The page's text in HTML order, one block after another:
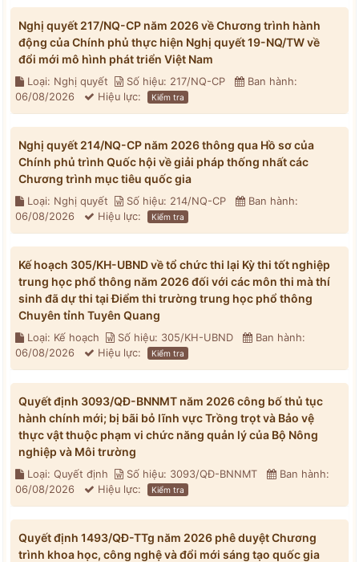
Nghị quyết 217/NQ-CP năm 2026 về Chương trình hành
động của Chính phủ thực hiện Nghị quyết 19-NQ/TW về
đổi mới mô hình phát triển Việt Nam
Loại: Nghị quyết Số hiệu: 217/NQ-CP
Ban hành:
06/08/2026
Hiệu lực: Kiểm tra
Nghị quyết 214/NQ-CP năm 2026 thông qua Hồ sơ của
Chính phủ trình Quốc hội về giải pháp thống nhất các
Chương trình mục tiêu quốc gia
Loại: Nghị quyết Số hiệu: 214/NQ-CP
Ban hành:
06/08/2026
Hiệu lực: Kiểm tra
Kế hoạch 305/KH-UBND về tổ chức thi lại Kỳ thi tốt nghiệp
trung học phổ thông năm 2026 đối với các môn thi mà thí
sinh đã dự thi tại Điểm thi trường trung học phổ thông
Chuyên tỉnh Tuyên Quang
Loại: Kế hoạch Số hiệu: 305/KH-UBND
Ban hành:
06/08/2026
Hiệu lực: Kiểm tra
Quyết định 3093/QĐ-BNNMT năm 2026 công bố thủ tục
hành chính mới; bị bãi bỏ lĩnh vực Trồng trọt và Bảo vệ
thực vật thuộc phạm vi chức năng quản lý của Bộ Nông
nghiệp và Môi trường
Loại: Quyết định Số hiệu: 3093/QĐ-BNNMT
Ban hành:
06/08/2026
Hiệu lực: Kiểm tra
Quyết định 1493/QĐ-TTg năm 2026 phê duyệt Chương
trình khoa học, công nghệ và đổi mới sáng tạo quốc gia